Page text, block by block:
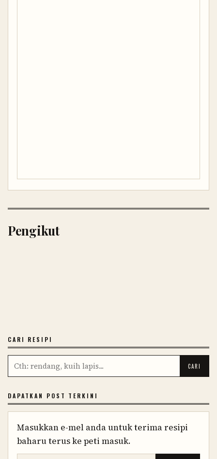
Pengikut
CARI RESIPI
DAPATKAN POST TERKINI
Masukkan e-mel anda untuk terima resipi
baharu terus ke peti masuk.